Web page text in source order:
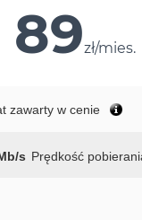
89zł/mies.
zawarty w cenie
s Prędkość